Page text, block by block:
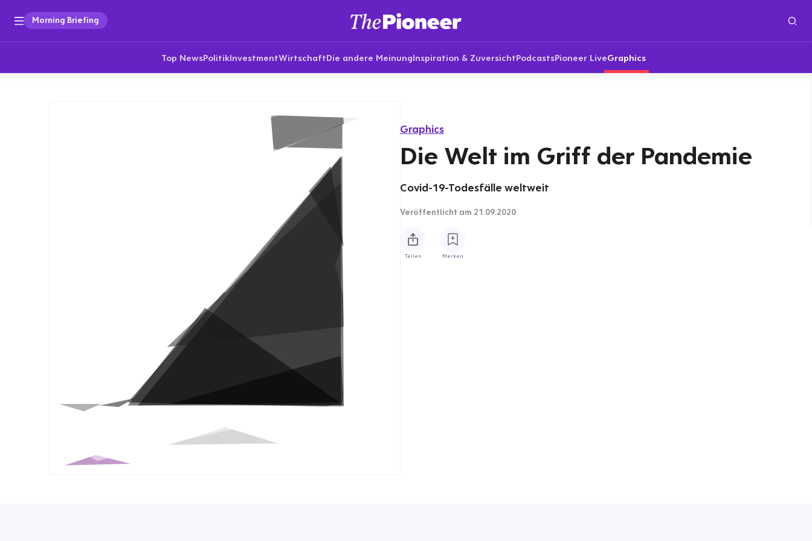
Morning Briefing
Top NewsPolitikInvestmentWirtschaftDie andere MeinungInspiration & ZuversichtPodcastsPioneer LiveGraphics
Graphics
Die Welt im Griff der Pandemie
Covid-19-Todesfälle weltweit
Veröffentlicht am 21.09.2020
Teilen Merken